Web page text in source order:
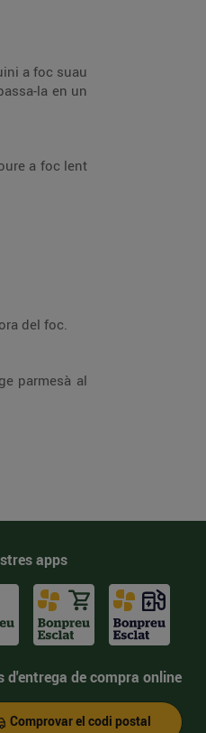
a foc suau
la en un
a foc lent
del foc.
parmesà al
apps
d'entrega de compra online
Comprovar el codi postal